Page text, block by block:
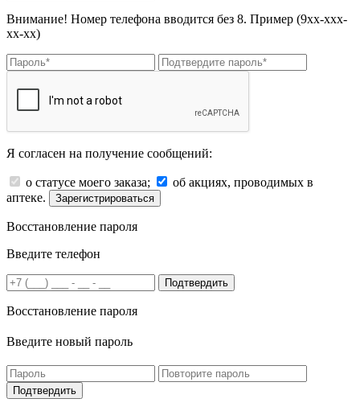
Внимание! Номер телефона вводится без 8. Пример (9хх-ххх-
хх-хх)
Я согласен на получение сообщений:
о статусе моего заказа;
об акциях, проводимых в
аптеке.
Зарегистрироваться
Восстановление пароля
Введите телефон
Подтвердить
Восстановление пароля
Введите новый пароль